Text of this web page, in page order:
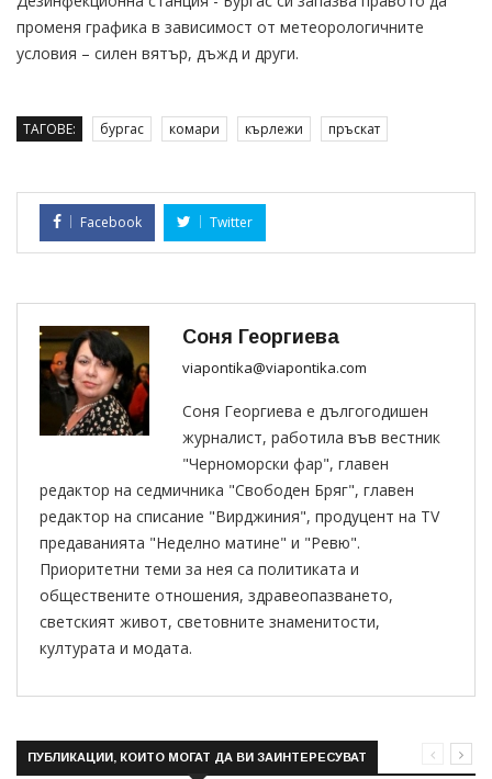
променя графика в зависимост от метеорологичните
условия – силен вятър, дъжд и други.
ТАГОВЕ: бургас комари кърлежи пръскат
Facebook Twitter
Соня Георгиева
viapontika@viapontika.com
Соня Георгиева е дългогодишен
журналист, работила във вестник
"Черноморски фар", главен
редактор на седмичника "Свободен Бряг", главен
редактор на списание "Вирджиния", продуцент на TV
предаванията "Неделно матине" и "Ревю".
Приоритетни теми за нея са политиката и
обществените отношения, здравеопазването,
светският живот, световните знаменитости,
културата и модата.
ПУБЛИКАЦИИ, КОИТО МОГАТ ДА ВИ ЗАИНТЕРЕСУВАТ